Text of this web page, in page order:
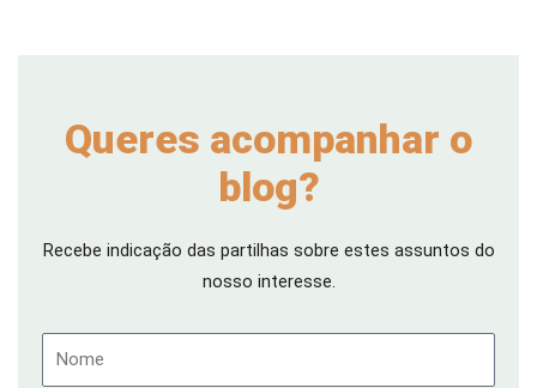
Queres acompanhar o
blog?
Recebe indicação das partilhas sobre estes assuntos do
nosso interesse.